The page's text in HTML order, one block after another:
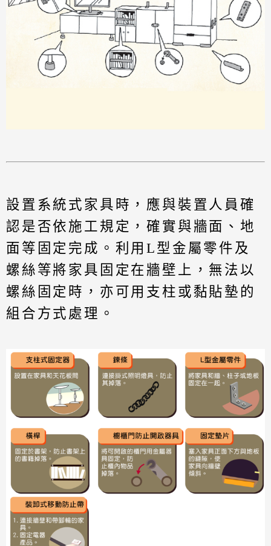
設置系統式家具時，應與裝置人員確
認是否依施工規定，確實與牆面、地
面等固定完成。利用L型金屬零件及
螺絲等將家具固定在牆壁上，無法以
螺絲固定時，亦可用支柱或黏貼墊的
組合方式處理。